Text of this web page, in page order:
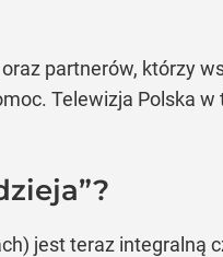
partnerów, którzy
Telewizja Polska
jest teraz integralną